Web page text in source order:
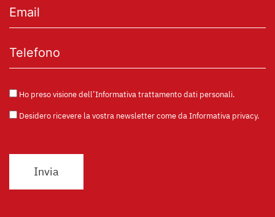
Ho preso visione dell’Informativa trattamento dati personali.
Desidero ricevere la vostra newsletter come daInformativa privacy.